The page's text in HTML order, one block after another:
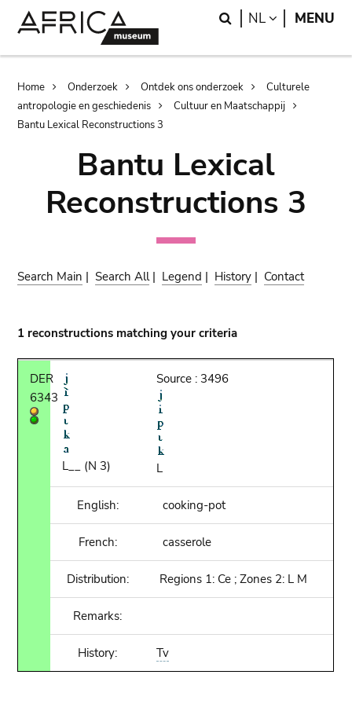
Search
NL LANGUAGE
MENU
Breadcrumb
Home Onderzoek Ontdek ons onderzoek
Culturele
antropologie en geschiedenis
Cultuur en Maatschappij
Bantu Lexical Reconstructions 3
Bantu Lexical
Reconstructions 3
Search Main |Search All| Legend | History | Contact
1 reconstructions matching your criteria
DER
6343
L__ (N 3)
Source : 3496
L
English: cooking-pot
French: casserole
Distribution: Regions 1: Ce ; Zones 2: L M
Remarks:
History: Tv